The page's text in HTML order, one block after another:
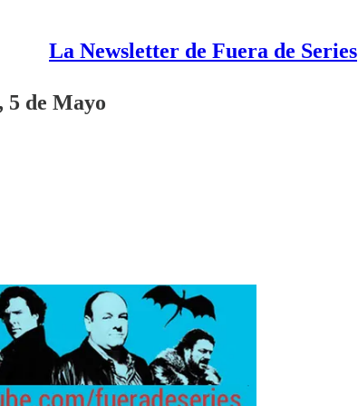
La Newsletter de Fuera de Series
5 de Mayo